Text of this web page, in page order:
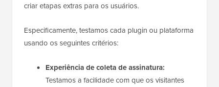
criar etapas extras para os usuários.
Especificamente, testamos cada plugin ou plataforma
usando os seguintes critérios:
Experiência de coleta de assinatura:
Testamos a facilidade com que os visitantes